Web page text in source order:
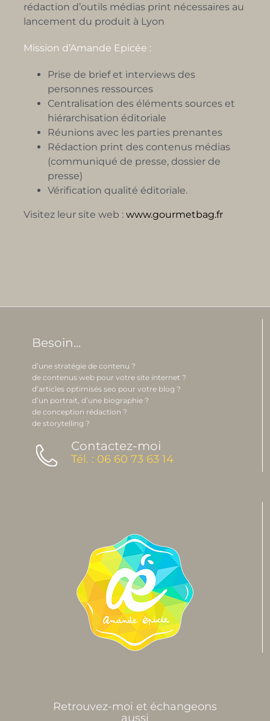
rédaction d’outils médias print nécessaires au
lancement du produit à Lyon
Mission d’Amande Epicée :
Prise de brief et interviews des
personnes ressources
Centralisation des éléments sources et
hiérarchisation éditoriale
Réunions avec les parties prenantes
Rédaction print des contenus médias
(communiqué de presse, dossier de
presse)
Vérification qualité éditoriale.
Visitez leur site web : www.gourmetbag.fr
Besoin...
d’une stratégie de contenu ?
de contenus web pour votre site internet ?
d’articles optimisés seo pour votre blog ?
d’un portrait, d’une biographie ?
de conception rédaction ?
de storytelling ?
Contactez-moi
Tél. : 06 60 73 63 14
Retrouvez-moi et échangeons
aussi